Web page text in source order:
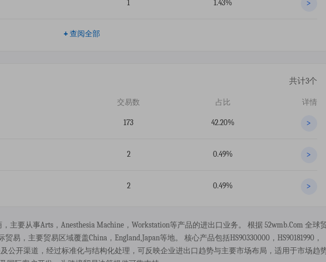
1 1.43% >
+ 查阅全部
共计3个
交易数 占比 详情
173 42.20% >
2 0.49% >
2 0.49% >
主要从事arts，anesthesia Machine，workstation等产品的进出口业务。 根据 52wmb.com 全球
易，主要贸易区域覆盖china，england,japan等地。 核心产品包括HS90330000，HS90181990，
公开渠道，经过标准化与结构化处理，可反映企业进出口趋势与主要市场布局，适用于市场趋